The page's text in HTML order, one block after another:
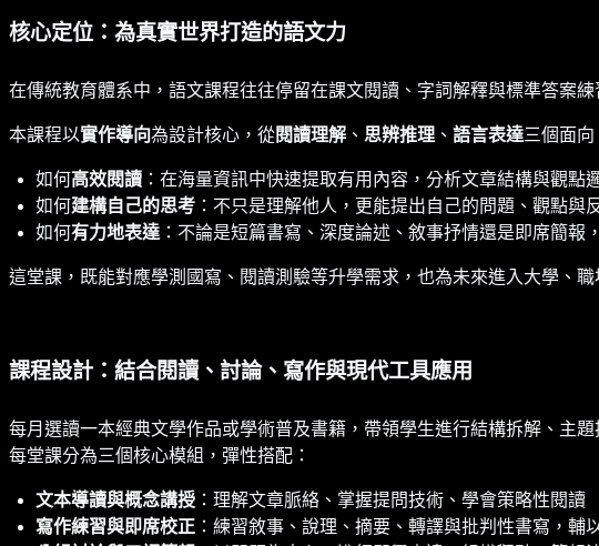
核心定位：為真實世界打造的語文力
在傳統教育體系中，語文課程往往停留在課文閱讀、字詞解釋與標準答案
本課程以實作導向為設計核心，從閱讀理解 、 思辨推理 、 語言表達三個面向
如何高效閱讀 ：在海量資訊中快速提取有用內容，分析文章結構與觀點
如何建構自己的思考 ：不只是理解他人，更能提出自己的問題、觀點與
如何有力地表達 ：不論是短篇書寫、深度論述、敘事抒情還是即席簡
這堂課，既能對應學測國寫、閱讀測驗等升學需求，也為未來進入大學、
課程設計：結合閱讀、討論、寫作與現代工具應用
每月選讀一本經典文學作品或學術普及書籍，帶領學生進行結構拆解、主題
每堂課分為三個核心模組，彈性搭配：
文本導讀與概念講授 ：理解文章脈絡、掌握提問技術、學會策略性閱讀
寫作練習與即席校正 ：練習敘事、說理、摘要、轉譯與批判性書寫，輔